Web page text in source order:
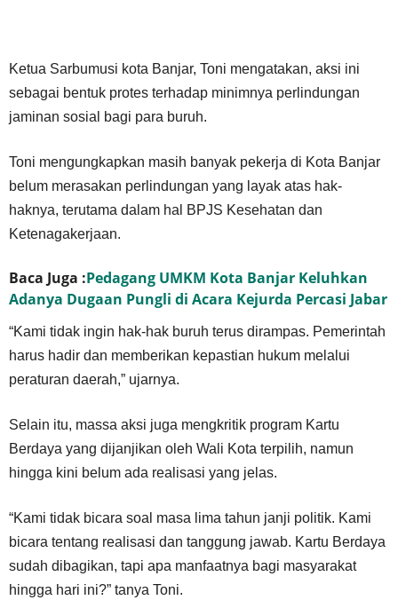
Ketua Sarbumusi kota Banjar, Toni mengatakan, aksi ini
sebagai bentuk protes terhadap minimnya perlindungan
jaminan sosial bagi para buruh.
Toni mengungkapkan masih banyak pekerja di Kota Banjar
belum merasakan perlindungan yang layak atas hak-
haknya, terutama dalam hal BPJS Kesehatan dan
Ketenagakerjaan.
Baca Juga :Pedagang UMKM Kota Banjar Keluhkan
Adanya Dugaan Pungli di Acara Kejurda Percasi Jabar
“Kami tidak ingin hak-hak buruh terus dirampas. Pemerintah
harus hadir dan memberikan kepastian hukum melalui
peraturan daerah,” ujarnya.
Selain itu, massa aksi juga mengkritik program Kartu
Berdaya yang dijanjikan oleh Wali Kota terpilih, namun
hingga kini belum ada realisasi yang jelas.
“Kami tidak bicara soal masa lima tahun janji politik. Kami
bicara tentang realisasi dan tanggung jawab. Kartu Berdaya
sudah dibagikan, tapi apa manfaatnya bagi masyarakat
hingga hari ini?” tanya Toni.